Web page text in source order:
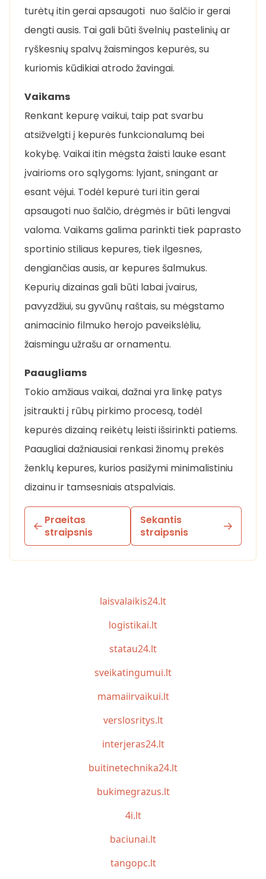
turėtų itin gerai apsaugoti nuo šalčio ir gerai
dengti ausis. Tai gali būti švelnių pastelinių ar
ryškesnių spalvų žaismingos kepurės, su
kuriomis kūdikiai atrodo žavingai.
Vaikams
Renkant kepurę vaikui, taip pat svarbu
atsižvelgti į kepurės funkcionalumą bei
kokybę. Vaikai itin mėgsta žaisti lauke esant
įvairioms oro sąlygoms: lyjant, sningant ar
esant vėjui. Todėl kepurė turi itin gerai
apsaugoti nuo šalčio, drėgmės ir būti lengvai
valoma. Vaikams galima parinkti tiek paprasto
sportinio stiliaus kepures, tiek ilgesnes,
dengiančias ausis, ar kepures šalmukus.
Kepurių dizainas gali būti labai įvairus,
pavyzdžiui, su gyvūnų raštais, su mėgstamo
animacinio filmuko herojo paveikslėliu,
žaismingu užrašu ar ornamentu.
Paaugliams
Tokio amžiaus vaikai, dažnai yra linkę patys
įsitraukti į rūbų pirkimo procesą, todėl
kepurės dizainą reikėtų leisti išsirinkti patiems.
Paaugliai dažniausiai renkasi žinomų prekės
ženklų kepures, kurios pasižymi minimalistiniu
dizainu ir tamsesniais atspalviais.
Praeitas
straipsnis
Sekantis
straipsnis
laisvalaikis24.lt
logistikai.lt
statau24.lt
sveikatingumui.lt
mamaiirvaikui.lt
verslosritys.lt
interjeras24.lt
buitinetechnika24.lt
bukimegrazus.lt
4i.lt
baciunai.lt
tangopc.lt